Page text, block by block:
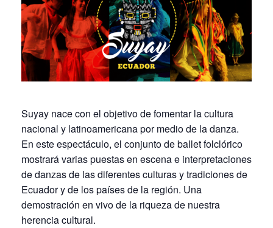
Suyay nace con el objetivo de fomentar la cultura
nacional y latinoamericana por medio de la danza.
En este espectáculo, el conjunto de ballet folclórico
mostrará varias puestas en escena e interpretaciones
de danzas de las diferentes culturas y tradiciones de
Ecuador y de los países de la región. Una
demostración en vivo de la riqueza de nuestra
herencia cultural.